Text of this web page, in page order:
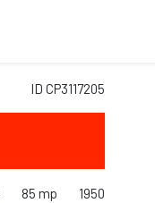
ID CP3117205
85 mp 1950